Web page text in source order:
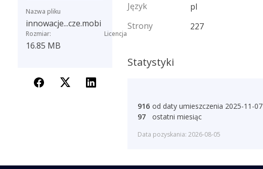
Nazwa pliku
innowacje...cze.mobi
Rozmiar:
16.85 MB
Licencja
Język
pl
Strony
227
Statystyki
916 od daty umieszczenia 2025-11-07
97
ostatni miesiąc
Data pozyskania: 2026-08-05